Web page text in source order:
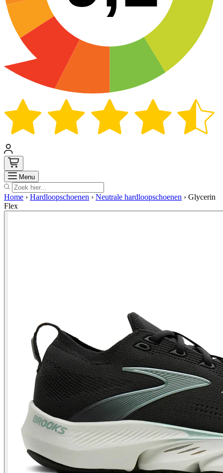
Menu Zoek
Home › Hardloopschoenen › Neutrale hardloopschoenen › Glycerin
Flex